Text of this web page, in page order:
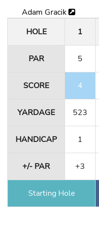
Adam Gracik
HOLE
1
PAR 5
SCORE 4
YARDAGE 523
HANDICAP 1
+/- PAR +3
Starting Hole